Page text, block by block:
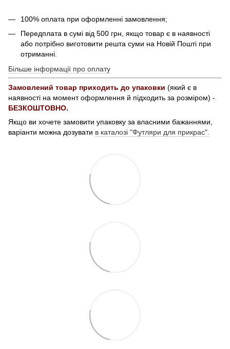
100% оплата при оформленні замовлення;
Передплата в сумі від 500 грн, якщо товар є в наявності
або потрібно виготовити решта суми на Новій Пошті при
отриманні.
Більше інформації про оплату
Замовлений товар приходить до упаковки (який є в
наявності на момент оформлення й підходить за розміром) -
БЕЗКОШТОВНО.
Якщо ви хочете замовити упаковку за власними бажаннями,
варіанти можна дозувати в каталозі "Футляри для прикрас".